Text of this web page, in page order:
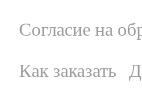
Согласие на
Как заказать